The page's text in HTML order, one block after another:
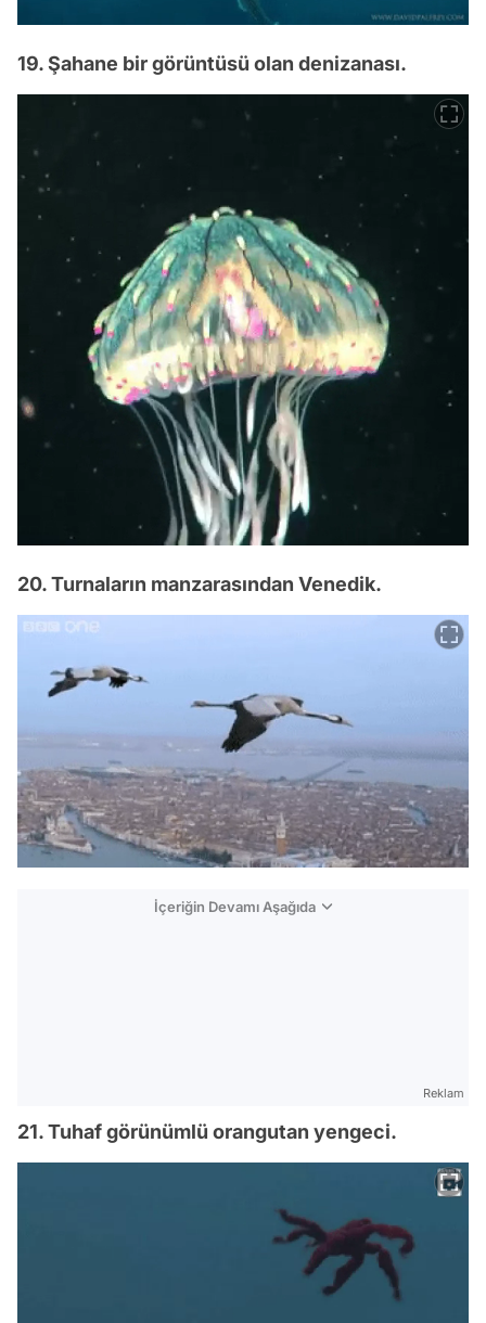
19. Şahane bir görüntüsü olan denizanası.
20. Turnaların manzarasından Venedik.
İçeriğin Devamı Aşağıda
Reklam
21. Tuhaf görünümlü orangutan yengeci.